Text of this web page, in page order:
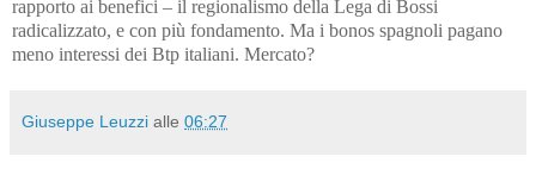
rapporto ai benefici – il regionalismo della Lega di Bossi
radicalizzato, e con più fondamento. Ma i bonos spagnoli pagano
meno interessi dei Btp italiani. Mercato?
Giuseppe Leuzzi alle 06:27